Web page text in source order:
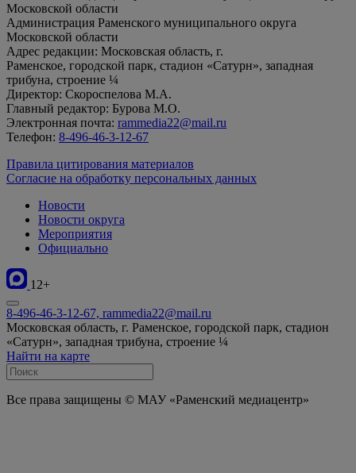
Московской области
Администрация Раменского муниципального округа
Московской области
Адрес редакции: Московская область, г.
Раменское, городской парк, стадион «Сатурн», западная
трибуна, строение ¼
Директор: Скороспелова М.А.
Главный редактор: Бурова М.О.
Электронная почта: rammedia22@mail.ru
Телефон: 8-496-46-3-12-67
Правила цитирования материалов
Согласие на обработку персональных данных
Новости
Новости округа
Мероприятия
Официально
12+
8-496-46-3-12-67, rammedia22@mail.ru
Московская область, г. Раменское, городской парк, стадион
«Сатурн», западная трибуна, строение ¼
Найти на карте
Все права защищены © МАУ «Раменский медиацентр»